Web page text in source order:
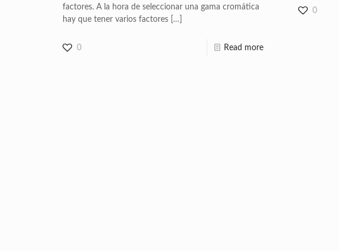
factores. A la hora de seleccionar una gama cromática
hay que tener varios factores[…]
0 Read more
0